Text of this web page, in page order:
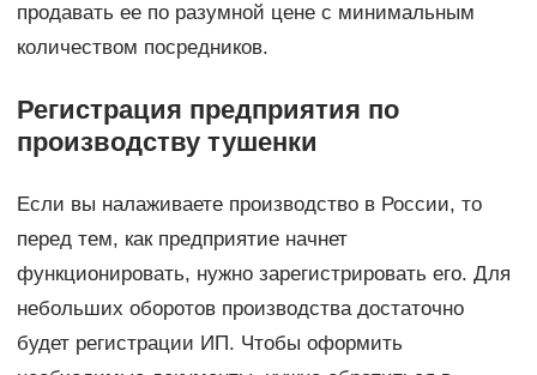
продавать ее по разумной цене с минимальным
количеством посредников.
Регистрация предприятия по
производству тушенки
Если вы налаживаете производство в России, то
перед тем, как предприятие начнет
функционировать, нужно зарегистрировать его. Для
небольших оборотов производства достаточно
будет регистрации ИП. Чтобы оформить